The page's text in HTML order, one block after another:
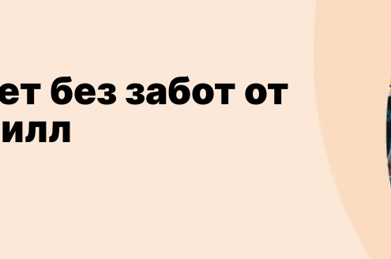
без забот от